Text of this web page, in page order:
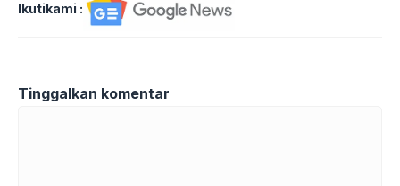
Ikutikami :
Tinggalkan komentar